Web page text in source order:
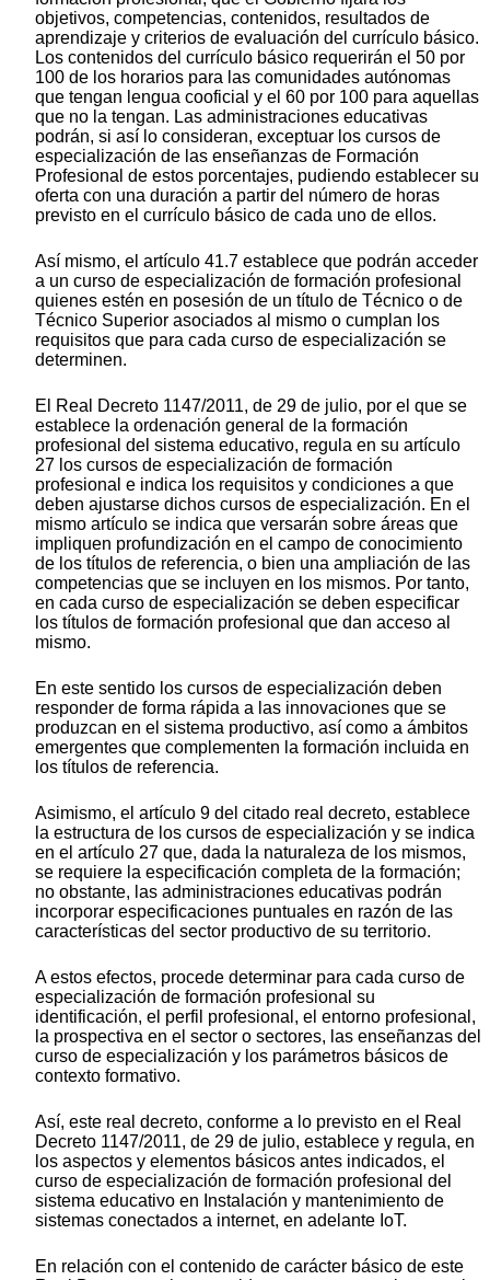
objetivos, competencias, contenidos, resultados de
aprendizaje y criterios de evaluación del currículo básico.
Los contenidos del currículo básico requerirán el 50 por
100 de los horarios para las comunidades autónomas
que tengan lengua cooficial y el 60 por 100 para aquellas
que no la tengan. Las administraciones educativas
podrán, si así lo consideran, exceptuar los cursos de
especialización de las enseñanzas de Formación
Profesional de estos porcentajes, pudiendo establecer su
oferta con una duración a partir del número de horas
previsto en el currículo básico de cada uno de ellos.
Así mismo, el artículo 41.7 establece que podrán acceder
a un curso de especialización de formación profesional
quienes estén en posesión de un título de Técnico o de
Técnico Superior asociados al mismo o cumplan los
requisitos que para cada curso de especialización se
determinen.
El Real Decreto 1147/2011, de 29 de julio, por el que se
establece la ordenación general de la formación
profesional del sistema educativo, regula en su artículo
27 los cursos de especialización de formación
profesional e indica los requisitos y condiciones a que
deben ajustarse dichos cursos de especialización. En el
mismo artículo se indica que versarán sobre áreas que
impliquen profundización en el campo de conocimiento
de los títulos de referencia, o bien una ampliación de las
competencias que se incluyen en los mismos. Por tanto,
en cada curso de especialización se deben especificar
los títulos de formación profesional que dan acceso al
mismo.
En este sentido los cursos de especialización deben
responder de forma rápida a las innovaciones que se
produzcan en el sistema productivo, así como a ámbitos
emergentes que complementen la formación incluida en
los títulos de referencia.
Asimismo, el artículo 9 del citado real decreto, establece
la estructura de los cursos de especialización y se indica
en el artículo 27 que, dada la naturaleza de los mismos,
se requiere la especificación completa de la formación;
no obstante, las administraciones educativas podrán
incorporar especificaciones puntuales en razón de las
características del sector productivo de su territorio.
A estos efectos, procede determinar para cada curso de
especialización de formación profesional su
identificación, el perfil profesional, el entorno profesional,
la prospectiva en el sector o sectores, las enseñanzas del
curso de especialización y los parámetros básicos de
contexto formativo.
Así, este real decreto, conforme a lo previsto en el Real
Decreto 1147/2011, de 29 de julio, establece y regula, en
los aspectos y elementos básicos antes indicados, el
curso de especialización de formación profesional del
sistema educativo en Instalación y mantenimiento de
sistemas conectados a internet, en adelante IoT.
En relación con el contenido de carácter básico de este